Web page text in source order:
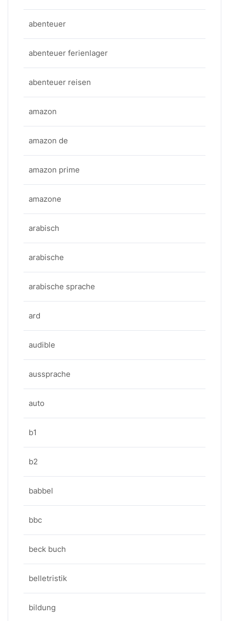
abenteuer
abenteuer ferienlager
abenteuer reisen
amazon
amazon de
amazon prime
amazone
arabisch
arabische
arabische sprache
ard
audible
aussprache
auto
b1
b2
babbel
bbc
beck buch
belletristik
bildung